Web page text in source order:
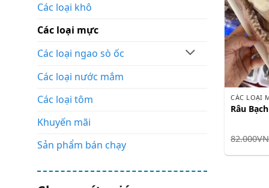
Các loại khô
Các loại mực
Các loại ngao sò ốc
Các loại nước mắm
Các loại tôm
Khuyến mãi
Sản phẩm bán chạy
CÁC LOẠI
Râu
82.000